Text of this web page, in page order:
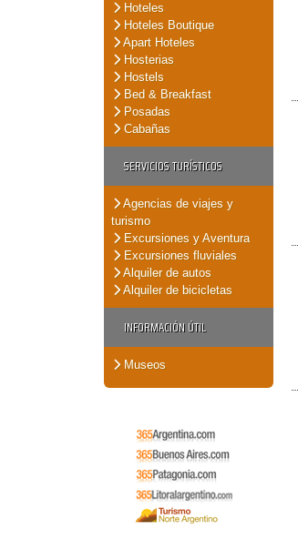
Hoteles
Hoteles Boutique
Apart Hoteles
Hosterias
Hostels
Bed & Breakfast
Posadas
Cabañas
SERVICIOS TURÍSTICOS
Agencias de viajes y
turismo
Excursiones y Aventura
Excursiones fluviales
Alquiler de autos
Alquiler de bicicletas
INFORMACIÓN ÚTIL
Museos